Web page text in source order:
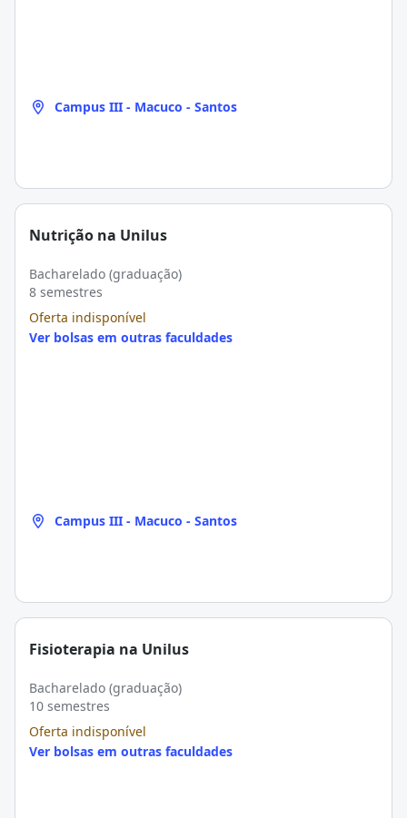
Campus III - Macuco - Santos
Nutrição na Unilus
Bacharelado (graduação)
8 semestres
Oferta indisponível
Ver bolsas em outras faculdades
Campus III - Macuco - Santos
Fisioterapia na Unilus
Bacharelado (graduação)
10 semestres
Oferta indisponível
Ver bolsas em outras faculdades